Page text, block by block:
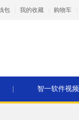
包 我的收藏 购物车
智一软件视频